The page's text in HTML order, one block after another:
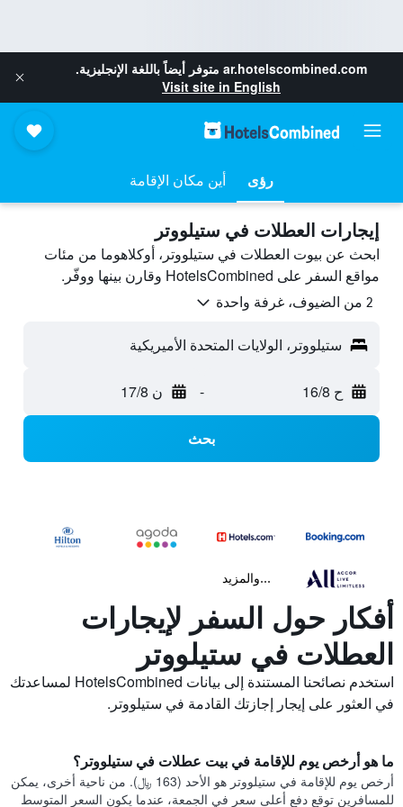
ar.hotelscombined.com متوفر أيضاً باللغة الإنجليزية.
Visit site in English
رؤى أين مكان الإقامة
إيجارات العطلات في ستيلووتر
ابحث عن بيوت العطلات في ستيلووتر، أوكلاهوما من مئات
مواقع السفر على HotelsCombined وقارن بينها ووفّر.
2 من الضيوف، غرفة واحدة
ستيلووتر، الولايات المتحدة الأميريكية
ح 16/8 - ن 17/8
بحث
...والمزيد
أفكار حول السفر لإيجارات
العطلات في ستيلووتر
استخدم نصائحنا المستندة إلى بيانات HotelsCombined لمساعدتك
في العثور على إيجار إجازتك القادمة في ستيلووتر.
ما هو أرخص يوم للإقامة في بيت عطلات في ستيلووتر؟
أرخص يوم للإقامة في ستيلووتر هو الأحد (163 ﷼). من ناحية أخرى، يمكن
للمسافرين توقع دفع أعلى سعر في الجمعة، عندما يكون السعر المتوسط